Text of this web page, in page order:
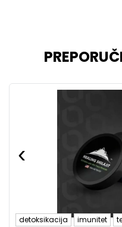
‹
detoksikacija imunitet